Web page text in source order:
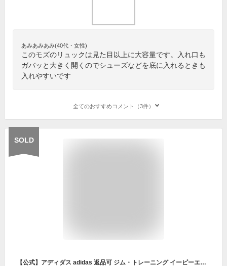
あみあみあみ(40代・女性)
このモズのリュックは見た目以上に大容量です。入れ口も
ガバッと大きく開くのでシューズなどを底に入れるときも
入れやすいです
全てのおすすめコメント（3件）
SOLD
【公式】アディダス adidas 返品可 ジム・トレーニング イーピーエス バックパック30 メンズ レディース アクセサリー バッグ・カバン バックパック/リュックサック 黒 ブラック H64753 リュック